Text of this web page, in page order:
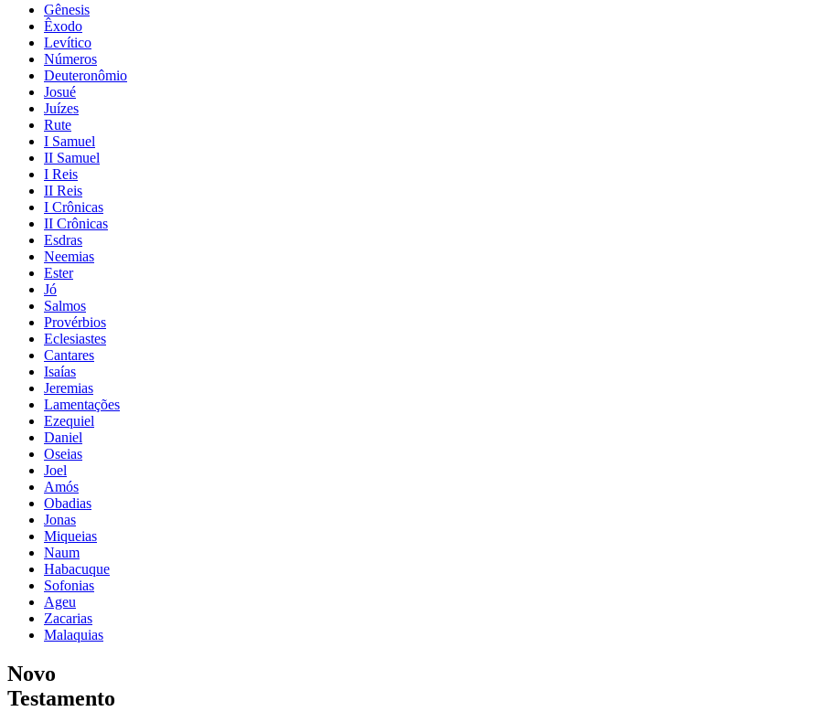
Gênesis
Êxodo
Levítico
Números
Deuteronômio
Josué
Juízes
Rute
I Samuel
II Samuel
I Reis
II Reis
I Crônicas
II Crônicas
Esdras
Neemias
Ester
Jó
Salmos
Provérbios
Eclesiastes
Cantares
Isaías
Jeremias
Lamentações
Ezequiel
Daniel
Oseias
Joel
Amós
Obadias
Jonas
Miqueias
Naum
Habacuque
Sofonias
Ageu
Zacarias
Malaquias
Novo
Testamento